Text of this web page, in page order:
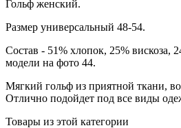
Гольф женский.
Размер универсальный 48-54.
Состав - 51% хлопок, 25% вискоза,
модели на фото 44.
Мягкий гольф из приятной ткани,
Отлично подойдет под все виды
Товары из этой категории